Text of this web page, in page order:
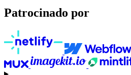
Patrocinado por